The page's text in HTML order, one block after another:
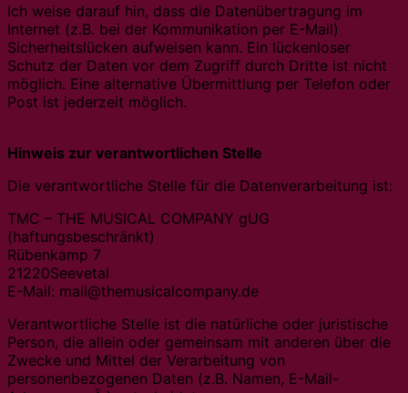
Ich weise darauf hin, dass die Datenübertragung im
Internet (z.B. bei der Kommunikation per E-Mail)
Sicherheitslücken aufweisen kann. Ein lückenloser
Schutz der Daten vor dem Zugriff durch Dritte ist nicht
möglich. Eine alternative Übermittlung per Telefon oder
Post ist jederzeit möglich.
Hinweis zur verantwortlichen Stelle
Die verantwortliche Stelle für die Datenverarbeitung ist:
TMC – THE MUSICAL COMPANY gUG
(haftungsbeschränkt)
Rübenkamp 7
21220Seevetal
E-Mail: mail@themusicalcompany.de
Verantwortliche Stelle ist die natürliche oder juristische
Person, die allein oder gemeinsam mit anderen über die
Zwecke und Mittel der Verarbeitung von
personenbezogenen Daten (z.B. Namen, E-Mail-